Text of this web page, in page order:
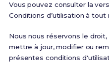
Vous pouvez consulter la
Conditions d’utilisation à
Nous nous réservons le
mettre à jour, modifier ou
présentes conditions